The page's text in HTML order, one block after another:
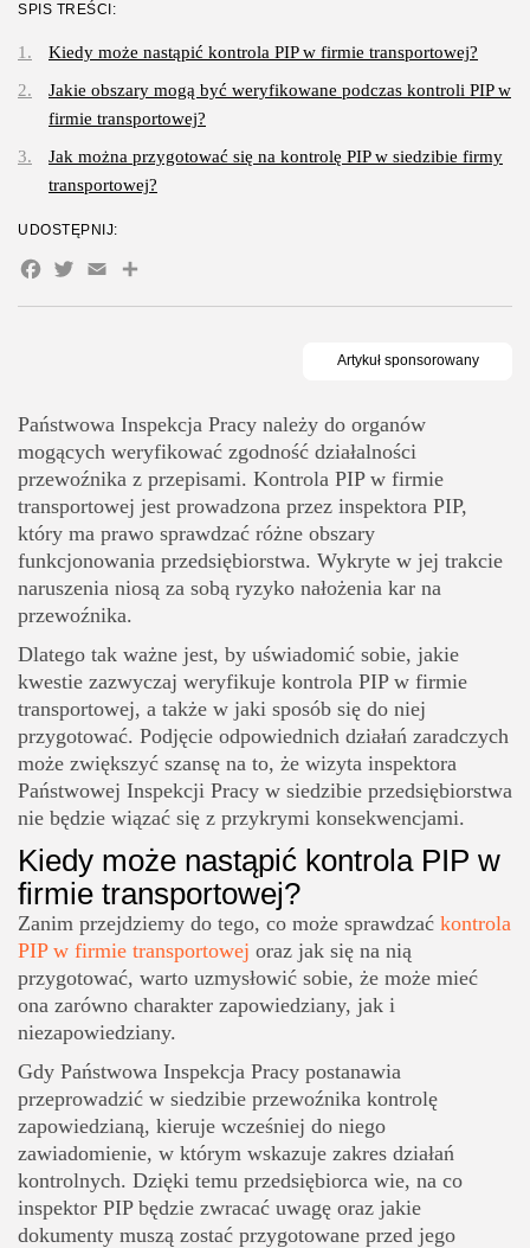
Gastronomia
wybrać,...
OPUBLIKOWAŁ:
POPULARNE KATEGORIE
27 Artykułów
Zoologia/Rolnictwo/Leśnictwo
24 Artykułów
Państwowa Inspekcja Pracy należy do organów
mogących weryfikować zgodność działalności
przewoźnika z przepisami. Kontrola PIP w firmie
transportowej jest prowadzona przez inspektora PIP,
który ma prawo sprawdzać różne obszary
funkcjonowania przedsiębiorstwa. Wykryte w jej trakcie
naruszenia niosą za sobą ryzyko nałożenia kar na
przewoźnika.
Dlatego tak ważne jest, by uświadomić sobie, jakie
kwestie zazwyczaj weryfikuje kontrola PIP w firmie
transportowej, a także w jaki sposób się do niej
przygotować. Podjęcie odpowiednich działań zaradczych
może zwiększyć szansę na to, że wizyta inspektora
Państwowej Inspekcji Pracy w siedzibie przedsiębiorstwa
nie będzie wiązać się z przykrymi konsekwencjami.
Kiedy może nastąpić kontrola PIP w
firmie transportowej?
Zanim przejdziemy do tego, co może sprawdzać kontrola
PIP w firmie transportowej oraz jak się na nią
przygotować, warto uzmysłowić sobie, że może mieć
ona zarówno charakter zapowiedziany, jak i
niezapowiedziany.
Gdy Państwowa Inspekcja Pracy postanawia
przeprowadzić w siedzibie przewoźnika kontrolę
zapowiedzianą, kieruje wcześniej do niego
zawiadomienie, w którym wskazuje zakres działań
kontrolnych. Dzięki temu przedsiębiorca wie, na co
inspektor PIP będzie zwracać uwagę oraz jakie
dokumenty muszą zostać przygotowane przed jego
SPIS TREŚCI:
Kiedy może nastąpić kontrola PIP w firmie transportowej?
Jakie obszary mogą być weryfikowane podczas kontroli PIP w
firmie transportowej?
Jak można przygotować się na kontrolę PIP w siedzibie firmy
transportowej?
UDOSTĘPNIJ:
Facebook
Twitter
EmailShare